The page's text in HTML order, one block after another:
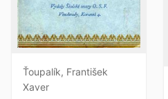
Ťoupalík, František
Xaver